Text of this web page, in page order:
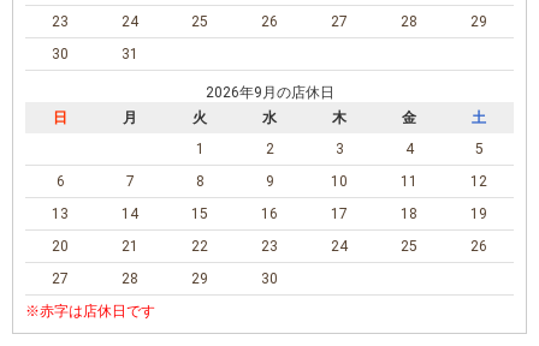
23
24 25 26 27 28
29
30
31
2026年9月の店休日
日
月 火 水 木 金
土
1
2 3 4
5
6
7 8 9 10 11
12
13
14 15 16 17 18
19
20
21 22 23 24 25
26
27
28 29
30
※赤字は店休日です